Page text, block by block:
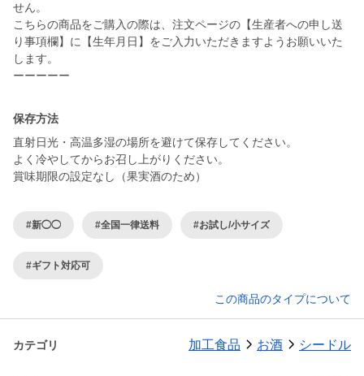
せん。
こちらの商品をご購入の際は、注文ページの【生産者への申し送
り事項欄】に【生年月日】をご入力いただきますようお願いいた
します。
ーーーーー
保存方法
直射日光・高温多湿の場所を避けて保存してください。
よく冷やしてからお召し上がりください。
賞味期限の設定なし（果実酒のため）
#新◯◯ #全国一律送料 #お試し/小サイズ
#ギフト対応可
この商品のタイプについて
カテゴリ 加工食品 お酒 シードル